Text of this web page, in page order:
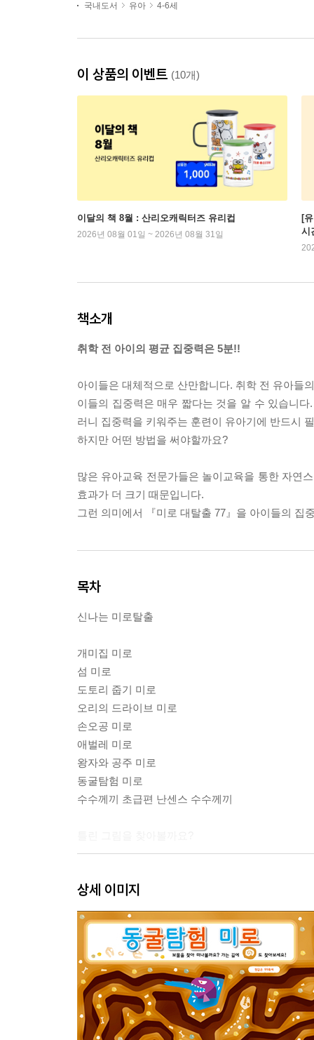
국내도서 유아 4-6세
이 상품의 이벤트 (10개)
이달의 책 8월 : 산리오캐릭터즈 유리컵
2026년 08월 01일 ~ 2026년 08월 31일
[
시
책소개
취학 전 아이의 평균 집중력은 5분!!
아이들은 대체적으로 산만합니다. 취학 전 유아들
이들의 집중력은 매우 짧다는 것을 알 수 있습니
러니 집중력을 키워주는 훈련이 유아기에 반드시
하지만 어떤 방법을 써야할까요?
많은 유아교육 전문가들은 놀이교육을 통한 자연
효과가 더 크기 때문입니다.
그런 의미에서 『미로 대탈출 77』을 아이들의 집
목차
신나는 미로탈출
개미집 미로
섬 미로
도토리 줍기 미로
오리의 드라이브 미로
손오공 미로
애벌레 미로
왕자와 공주 미로
동굴탐험 미로
수수께끼 초급편 난센스 수수께끼
공룡시대 틀린그림찾기
우주여행 틀린그림찾기
비내리는 개울 틀린그림찾기
괴물 틀린그림찾기
생일 케이크 틀린그림찾기
꼬마 천하장사 틀린그림찾기
서커스 틀린그림찾기
수수께끼 중급편 난센스 수수께끼
상세 이미지